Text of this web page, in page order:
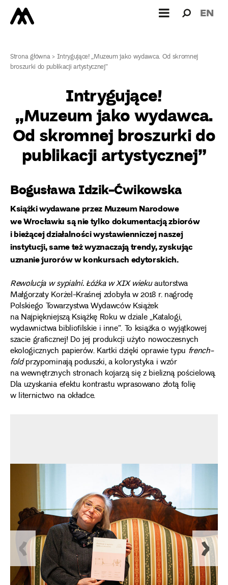
dla: EN
Strona główna>Intrygujące! „Muzeum jako wydawca. Od skromnej
broszurki do publikacji artystycznej”
Intrygujące!
„Muzeum jako wydawca.
Od skromnej broszurki do
publikacji artystycznej”
Bogusława Idzik-Ćwikowska
Książki wydawane przez Muzeum Narodowe
we Wrocławiu są nie tylko dokumentacją zbiorów
i bieżącej działalności wystawienniczej naszej
instytucji, same też wyznaczają trendy, zyskując
uznanie jurorów w konkursach edytorskich.
Rewolucja w sypialni. Łóżka w XIX wiekuautorstwa
Małgorzaty Korżel-Kraśnej zdobyła w 2018 r. nagrodę
Polskiego Towarzystwa Wydawców Książek
na Najpiękniejszą Książkę Roku w dziale „Katalogi,
wydawnictwa bibliofilskie i inne”. To książka o wyjątkowej
szacie graficznej! Do jej produkcji użyto nowoczesnych
ekologicznych papierów. Kartki dzięki oprawie typu french-
foldprzypominają poduszki, a kolorystyka i wzór
na wewnętrznych stronach kojarzą się z bielizną pościelową.
Dla uzyskania efektu kontrastu wprasowano złotą folię
w liternictwo na okładce.